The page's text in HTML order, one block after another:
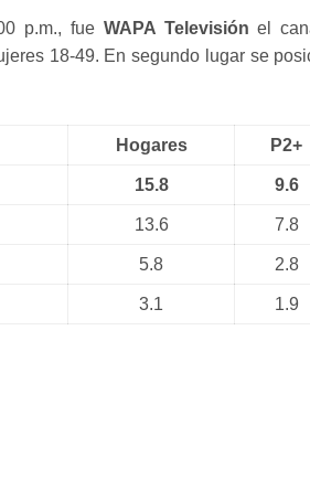
p.m., fue WAPA Televisión el
18-49. En segundo lugar se
Hogares P2+
15.8 9.6
13.6 7.8
5.8 2.8
3.1 1.9